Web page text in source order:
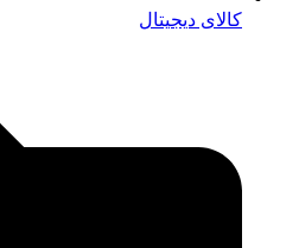
کالای دیجیتال